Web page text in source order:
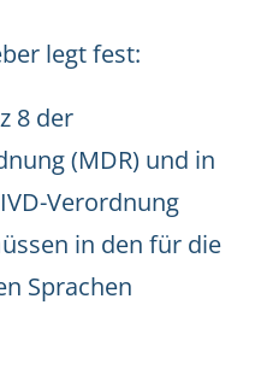
legt fest:
8 der
(MDR) und in
Verordnung
in den für die
Sprachen